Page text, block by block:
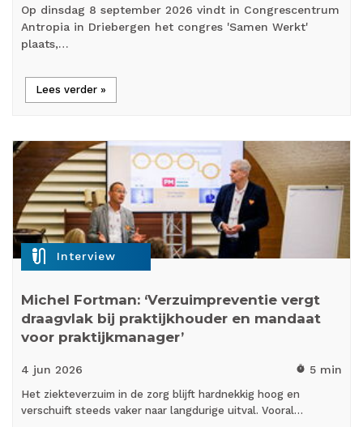
Op dinsdag 8 september 2026 vindt in Congrescentrum
Antropia in Driebergen het congres 'Samen Werkt'
plaats,…
Lees verder »
mic_external_on Interview
Michel Fortman: ‘Verzuimpreventie vergt
draagvlak bij praktijkhouder en mandaat
voor praktijkmanager’
4 jun 2026 timer 5 min
Het ziekteverzuim in de zorg blijft hardnekkig hoog en
verschuift steeds vaker naar langdurige uitval. Vooral…